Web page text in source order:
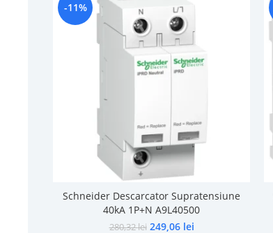
-11%
Schneider Descarcator Supratensiune
40kA 1P+N A9L40500
280,32lei 249,06 lei